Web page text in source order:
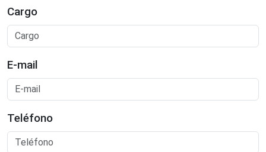
Cargo
E-mail
Teléfono